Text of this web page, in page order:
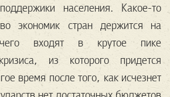
населения. Какое-то
экономик стран держится на
входят в крутое пике
из которого придется
время после того, как исчезнет